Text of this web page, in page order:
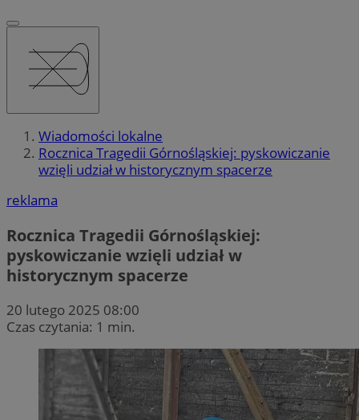
Wiadomości lokalne
Rocznica Tragedii Górnośląskiej: pyskowiczanie
wzięli udział w historycznym spacerze
reklama
Rocznica Tragedii Górnośląskiej:
pyskowiczanie wzięli udział w
historycznym spacerze
20 lutego 2025 08:00
Czas czytania: 1 min.